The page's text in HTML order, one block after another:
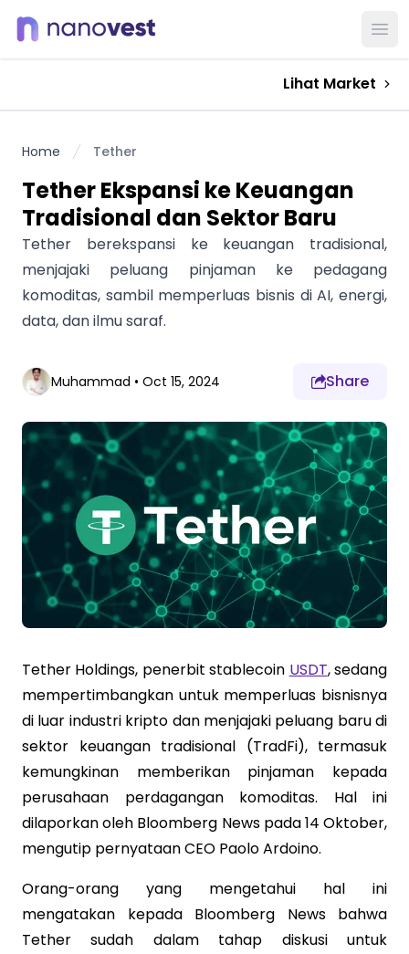
Lihat Market
Home Tether
Tether Ekspansi ke Keuangan
Tradisional dan Sektor Baru
Tether berekspansi ke keuangan tradisional,
menjajaki peluang pinjaman ke pedagang
komoditas, sambil memperluas bisnis di AI, energi,
data, dan ilmu saraf.
Muhammad • Oct 15, 2024 Share
Tether Holdings, penerbit stablecoin USDT, sedang
mempertimbangkan untuk memperluas bisnisnya
di luar industri kripto dan menjajaki peluang baru di
sektor keuangan tradisional (TradFi), termasuk
kemungkinan memberikan pinjaman kepada
perusahaan perdagangan komoditas. Hal ini
dilaporkan oleh Bloomberg News pada 14 Oktober,
mengutip pernyataan CEO Paolo Ardoino.
Orang-orang yang mengetahui hal ini
mengatakan kepada Bloomberg News bahwa
Tether sudah dalam tahap diskusi untuk